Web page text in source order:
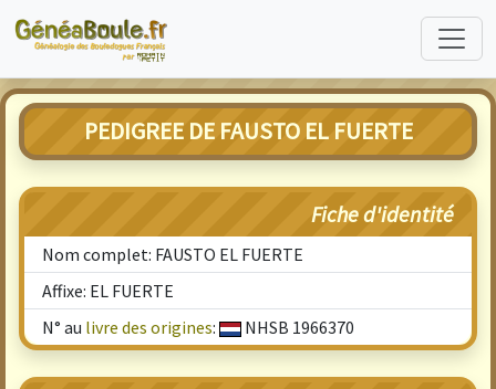
PEDIGREE DE FAUSTO EL FUERTE
Fiche d'identité
Nom complet: FAUSTO EL FUERTE
Affixe: EL FUERTE
N° au livre des origines: NHSB 1966370